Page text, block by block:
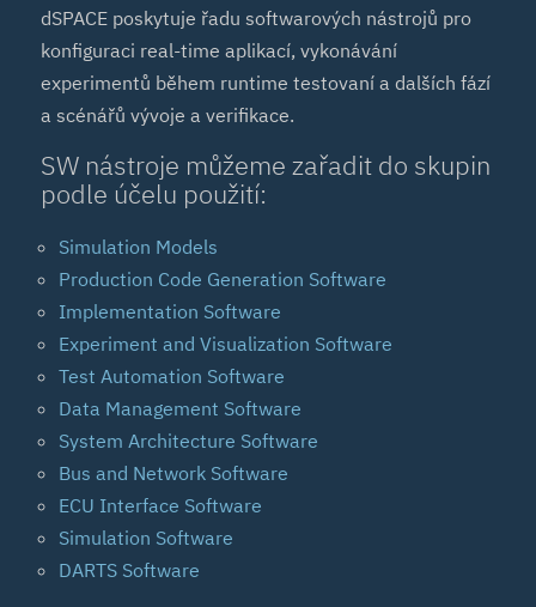
dSPACE poskytuje řadu softwarových nástrojů pro
konfiguraci real-time aplikací, vykonávání
experimentů během runtime testovaní a dalších fází
a scénářů vývoje a verifikace.
SW nástroje můžeme zařadit do skupin
podle účelu použití:
Simulation Models
Production Code Generation Software
Implementation Software
Experiment and Visualization Software
Test Automation Software
Data Management Software
System Architecture Software
Bus and Network Software
ECU Interface Software
Simulation Software
DARTS Software